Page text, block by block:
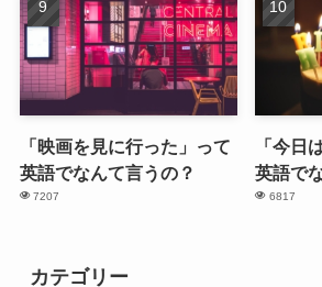
「映画を見に行った」って
英語でなんて言うの？
7207
「今日
英語で
6817
カテゴリー